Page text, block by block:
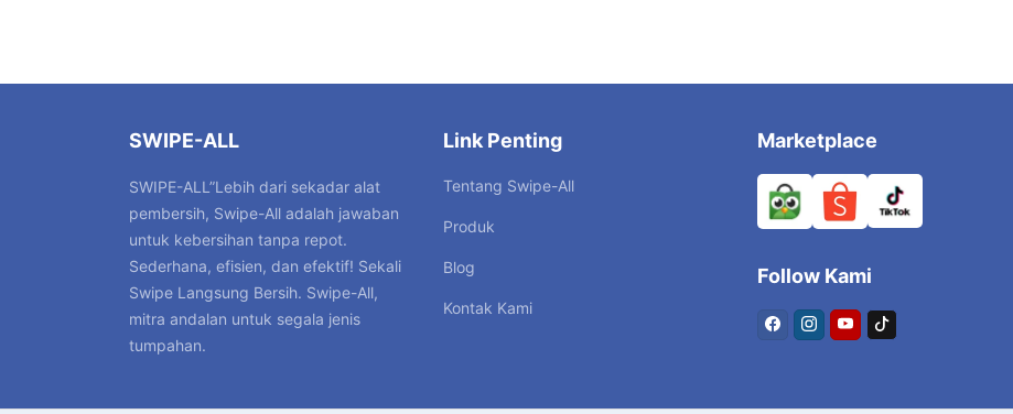
SWIPE-ALL
SWIPE-ALL”Lebih dari sekadar alat
pembersih, Swipe-All adalah jawaban
untuk kebersihan tanpa repot.
Sederhana, efisien, dan efektif! Sekali
Swipe Langsung Bersih. Swipe-All,
mitra andalan untuk segala jenis
tumpahan.
Link Penting
Tentang Swipe-All
Produk
Blog
Kontak Kami
Marketplace
Follow Kami